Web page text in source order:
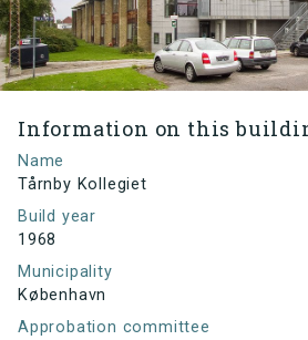
Information on this
Name
Tårnby Kollegiet
Build year
1968
Municipality
København
Approbation committee